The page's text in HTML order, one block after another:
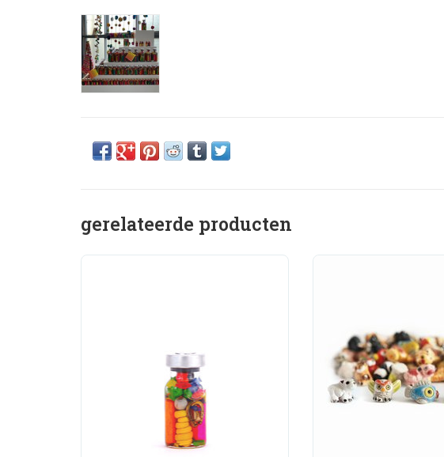
gerelateerde producten